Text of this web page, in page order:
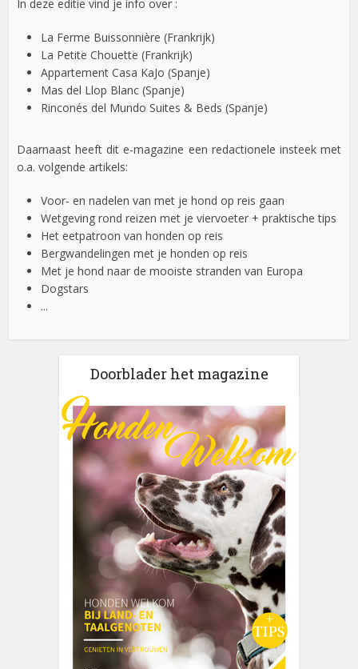
In deze editie vind je info over :
La Ferme Buissonnière (Frankrijk)
La Petite Chouette (Frankrijk)
Appartement Casa KaJo (Spanje)
Mas del Llop Blanc (Spanje)
Rinconés del Mundo Suites & Beds (Spanje)
Daarnaast heeft dit e-magazine een redactionele insteek met
o.a. volgende artikels:
Voor- en nadelen van met je hond op reis gaan
Wetgeving rond reizen met je viervoeter + praktische tips
Het eetpatroon van honden op reis
Bergwandelingen met je honden op reis
Met je hond naar de mooiste stranden van Europa
Dogstars
...
Doorblader het magazine